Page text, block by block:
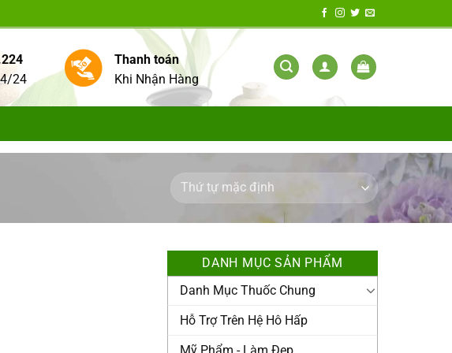
24
Thanh toán
Khi Nhận Hàng
DANH MỤC SẢN PHẨM
Danh Mục Thuốc Chung
Hỗ Trợ Trên Hệ Hô Hấp